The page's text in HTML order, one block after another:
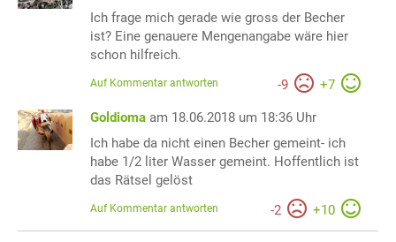
Ich frage mich gerade wie gross der Becher
ist? Eine genauere Mengenangabe wäre hier
schon hilfreich.
-9 +7
Auf Kommentar antworten
Goldioma am 18.06.2018 um 18:36 Uhr
Ich habe da nicht einen Becher gemeint- ich
habe 1/2 liter Wasser gemeint. Hoffentlich ist
das Rätsel gelöst
-2 +10
Auf Kommentar antworten